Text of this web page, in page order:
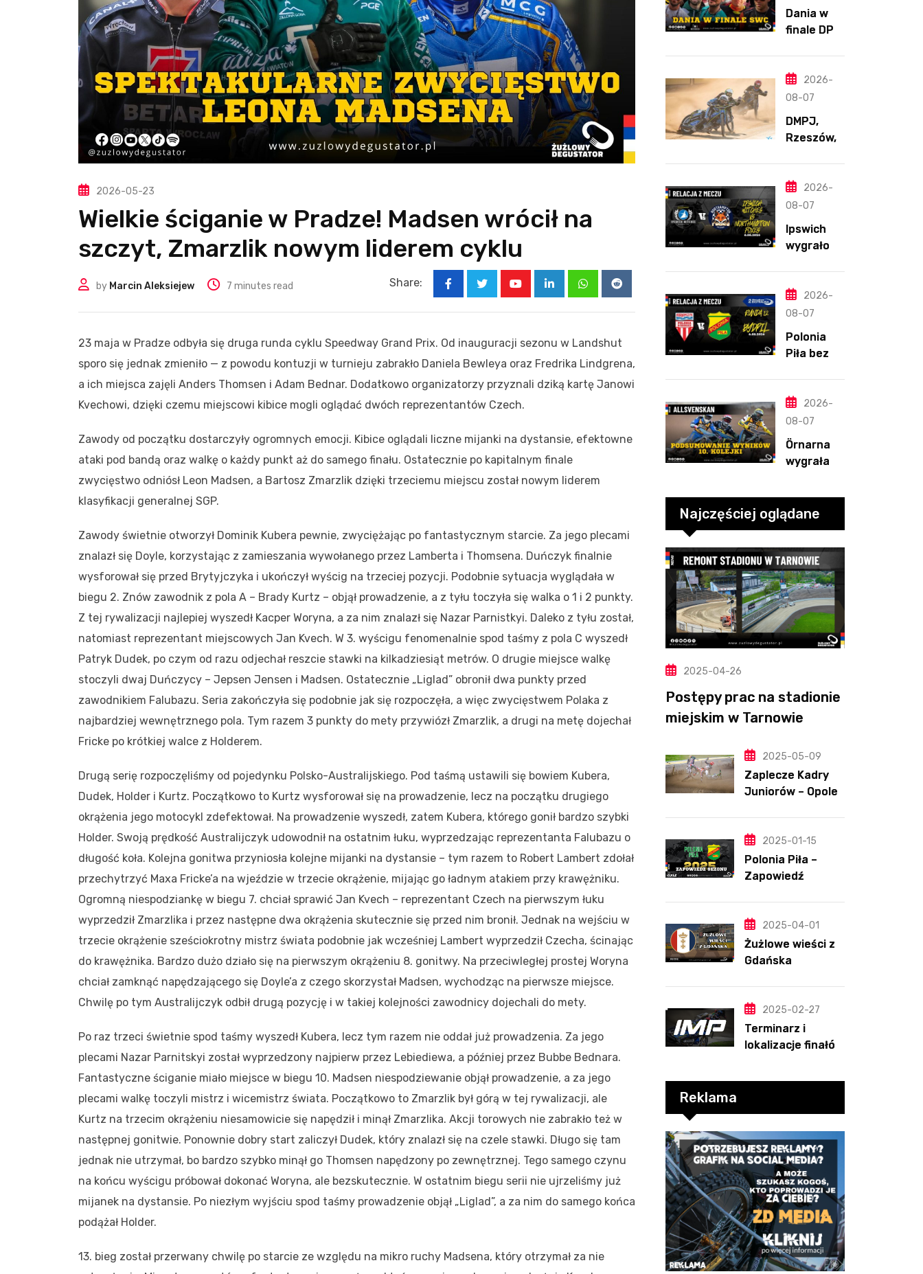
2026-05-23
Wielkie ściganie w Pradze! Madsen wrócił na
szczyt, Zmarzlik nowym liderem cyklu
by Marcin Aleksiejew 7 minutes read Share:
LinkedInWhatsappReddit
23 maja w Pradze odbyła się druga runda cyklu Speedway Grand Prix. Od inauguracji sezonu w Landshut
sporo się jednak zmieniło — z powodu kontuzji w turnieju zabrakło Daniela Bewleya oraz Fredrika Lindgrena,
a ich miejsca zajęli Anders Thomsen i Adam Bednar. Dodatkowo organizatorzy przyznali dziką kartę Janowi
Kvechowi, dzięki czemu miejscowi kibice mogli oglądać dwóch reprezentantów Czech.
Zawody od początku dostarczyły ogromnych emocji. Kibice oglądali liczne mijanki na dystansie, efektowne
ataki pod bandą oraz walkę o każdy punkt aż do samego finału. Ostatecznie po kapitalnym finale
zwycięstwo odniósł Leon Madsen, a Bartosz Zmarzlik dzięki trzeciemu miejscu został nowym liderem
klasyfikacji generalnej SGP.
Zawody świetnie otworzył Dominik Kubera pewnie, zwyciężając po fantastycznym starcie. Za jego plecami
znalazł się Doyle, korzystając z zamieszania wywołanego przez Lamberta i Thomsena. Duńczyk finalnie
wysforował się przed Brytyjczyka i ukończył wyścig na trzeciej pozycji. Podobnie sytuacja wyglądała w
biegu 2. Znów zawodnik z pola A – Brady Kurtz – objął prowadzenie, a z tyłu toczyła się walka o 1 i 2 punkty.
Z tej rywalizacji najlepiej wyszedł Kacper Woryna, a za nim znalazł się Nazar Parnistkyi. Daleko z tyłu został,
natomiast reprezentant miejscowych Jan Kvech. W 3. wyścigu fenomenalnie spod taśmy z pola C wyszedł
Patryk Dudek, po czym od razu odjechał reszcie stawki na kilkadziesiąt metrów. O drugie miejsce walkę
stoczyli dwaj Duńczycy – Jepsen Jensen i Madsen. Ostatecznie „Liglad” obronił dwa punkty przed
zawodnikiem Falubazu. Seria zakończyła się podobnie jak się rozpoczęła, a więc zwycięstwem Polaka z
najbardziej wewnętrznego pola. Tym razem 3 punkty do mety przywiózł Zmarzlik, a drugi na metę dojechał
Fricke po krótkiej walce z Holderem.
Drugą serię rozpoczęliśmy od pojedynku Polsko-Australijskiego. Pod taśmą ustawili się bowiem Kubera,
Dudek, Holder i Kurtz. Początkowo to Kurtz wysforował się na prowadzenie, lecz na początku drugiego
okrążenia jego motocykl zdefektował. Na prowadzenie wyszedł, zatem Kubera, którego gonił bardzo szybki
Holder. Swoją prędkość Australijczyk udowodnił na ostatnim łuku, wyprzedzając reprezentanta Falubazu o
długość koła. Kolejna gonitwa przyniosła kolejne mijanki na dystansie – tym razem to Robert Lambert zdołał
przechytrzyć Maxa Fricke’a na wjeździe w trzecie okrążenie, mijając go ładnym atakiem przy krawężniku.
Ogromną niespodziankę w biegu 7. chciał sprawić Jan Kvech – reprezentant Czech na pierwszym łuku
wyprzedził Zmarzlika i przez następne dwa okrążenia skutecznie się przed nim bronił. Jednak na wejściu w
trzecie okrążenie sześciokrotny mistrz świata podobnie jak wcześniej Lambert wyprzedził Czecha, ścinając
do krawężnika. Bardzo dużo działo się na pierwszym okrążeniu 8. gonitwy. Na przeciwległej prostej Woryna
chciał zamknąć napędzającego się Doyle’a z czego skorzystał Madsen, wychodząc na pierwsze miejsce.
Chwilę po tym Australijczyk odbił drugą pozycję i w takiej kolejności zawodnicy dojechali do mety.
Po raz trzeci świetnie spod taśmy wyszedł Kubera, lecz tym razem nie oddał już prowadzenia. Za jego
plecami Nazar Parnitskyi został wyprzedzony najpierw przez Lebiediewa, a później przez Bubbe Bednara.
Fantastyczne ściganie miało miejsce w biegu 10. Madsen niespodziewanie objął prowadzenie, a za jego
plecami walkę toczyli mistrz i wicemistrz świata. Początkowo to Zmarzlik był górą w tej rywalizacji, ale
Kurtz na trzecim okrążeniu niesamowicie się napędził i minął Zmarzlika. Akcji torowych nie zabrakło też w
następnej gonitwie. Ponownie dobry start zaliczył Dudek, który znalazł się na czele stawki. Długo się tam
jednak nie utrzymał, bo bardzo szybko minął go Thomsen napędzony po zewnętrznej. Tego samego czynu
na końcu wyścigu próbował dokonać Woryna, ale bezskutecznie. W ostatnim biegu serii nie ujrzeliśmy już
mijanek na dystansie. Po niezłym wyjściu spod taśmy prowadzenie objął „Liglad”, a za nim do samego końca
podążał Holder.
13. bieg został przerwany chwilę po starcie ze względu na mikro ruchy Madsena, który otrzymał za nie
Dania w
finale DPŚ.
przebieg
półfinału
Bikernieku
2026-
08-07
DMPJ,
Rzeszów,
wa,
5.06.2026
2026-
08-07
Ipswich
wygrało z
pomimo
straty
Kosmiczny
mecz
Ellisa
2026-
08-07
Polonia
Piła bez
y. „Gryfy”
z
dwunasty
m
zwycięstw
2026-
08-07
Örnarna
wygrała
zasadnicz
ą. Debiut
Tondera w
Najczęściej oglądane
2025-04-26
Postępy prac na stadionie
miejskim w Tarnowie
2025-05-09
Zaplecze Kadry
Juniorów – Opole,
2025-01-15
Polonia Piła –
Zapowiedź
PRZEWIDYWANIA
2025
2025-04-01
Żużlowe wieści z
Gdańska
2025-02-27
Terminarz i
lokalizacje finałów
Reklama